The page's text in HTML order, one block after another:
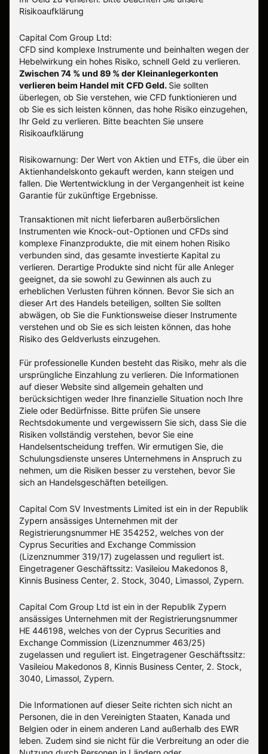
Risikoaufklärung
Capital Com Group Ltd:
CFD sind komplexe Instrumente und beinhalten wegen der
Hebelwirkung ein hohes Risiko, schnell Geld zu verlieren.
Zwischen 74 % und 89 % der Kleinanlegerkonten
verlieren beim Handel mit CFD Geld. Sie sollten
überlegen, ob Sie verstehen, wie CFD funktionieren und
ob Sie es sich leisten können, das hohe Risiko einzugehen,
Ihr Geld zu verlieren. Bitte beachten Sie unsere
Risikoaufklärung
Risikowarnung: Der Wert von Aktien und ETFs, die über ein
Aktienhandelskonto gekauft werden, kann steigen und
fallen. Die Wertentwicklung in der Vergangenheit ist keine
Garantie für zukünftige Ergebnisse.
Transaktionen mit nicht lieferbaren außerbörslichen
Instrumenten wie Knock-out-Optionen und CFDs sind
komplexe Finanzprodukte, die mit einem hohen Risiko
verbunden sind, das gesamte investierte Kapital zu
verlieren. Derartige Produkte sind nicht für alle Anleger
geeignet, da sie sowohl zu Gewinnen als auch zu
erheblichen Verlusten führen können. Bevor Sie sich an
dieser Art des Handels beteiligen, sollten Sie sollten
abwägen, ob Sie die Funktionsweise dieser Instrumente
verstehen und ob Sie es sich leisten können, das hohe
Risiko des Geldverlusts einzugehen.
Für professionelle Kunden besteht das Risiko, mehr als die
ursprüngliche Einzahlung zu verlieren. Die Informationen
auf dieser Website sind allgemein gehalten und
berücksichtigen weder Ihre finanzielle Situation noch Ihre
Ziele oder Bedürfnisse. Bitte prüfen Sie unsere
Rechtsdokumente und vergewissern Sie sich, dass Sie die
Risiken vollständig verstehen, bevor Sie eine
Handelsentscheidung treffen. Wir ermutigen Sie, die
Schulungsdienste unseres Unternehmens in Anspruch zu
nehmen, um die Risiken besser zu verstehen, bevor Sie
sich an Handelsgeschäften beteiligen.
Capital Com SV Investments Limited ist ein in der Republik
Zypern ansässiges Unternehmen mit der
Registrierungsnummer HE 354252, welches von der
Cyprus Securities and Exchange Commission
(Lizenznummer 319/17) zugelassen und reguliert ist.
Eingetragener Geschäftssitz: Vasileiou Makedonos 8,
Kinnis Business Center, 2. Stock, 3040, Limassol, Zypern.
Capital Com Group Ltd ist ein in der Republik Zypern
ansässiges Unternehmen mit der Registrierungsnummer
ΗΕ 446198, welches von der Cyprus Securities and
Exchange Commission (Lizenznummer 463/25)
zugelassen und reguliert ist. Eingetragener Geschäftssitz:
Vasileiou Makedonos 8, Kinnis Business Center, 2. Stock,
3040, Limassol, Zypern.
Die Informationen auf dieser Seite richten sich nicht an
Personen, die in den Vereinigten Staaten, Kanada und
Belgien oder in einem anderen Land außerhalb des EWR
leben. Zudem sind sie nicht für die Verbreitung an oder die